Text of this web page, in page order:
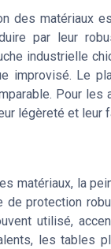
des matériaux
par leur
industrielle
improvisé. Le
Pour
légèreté et leur
matériaux, la
de protection
utilisé,
les tables